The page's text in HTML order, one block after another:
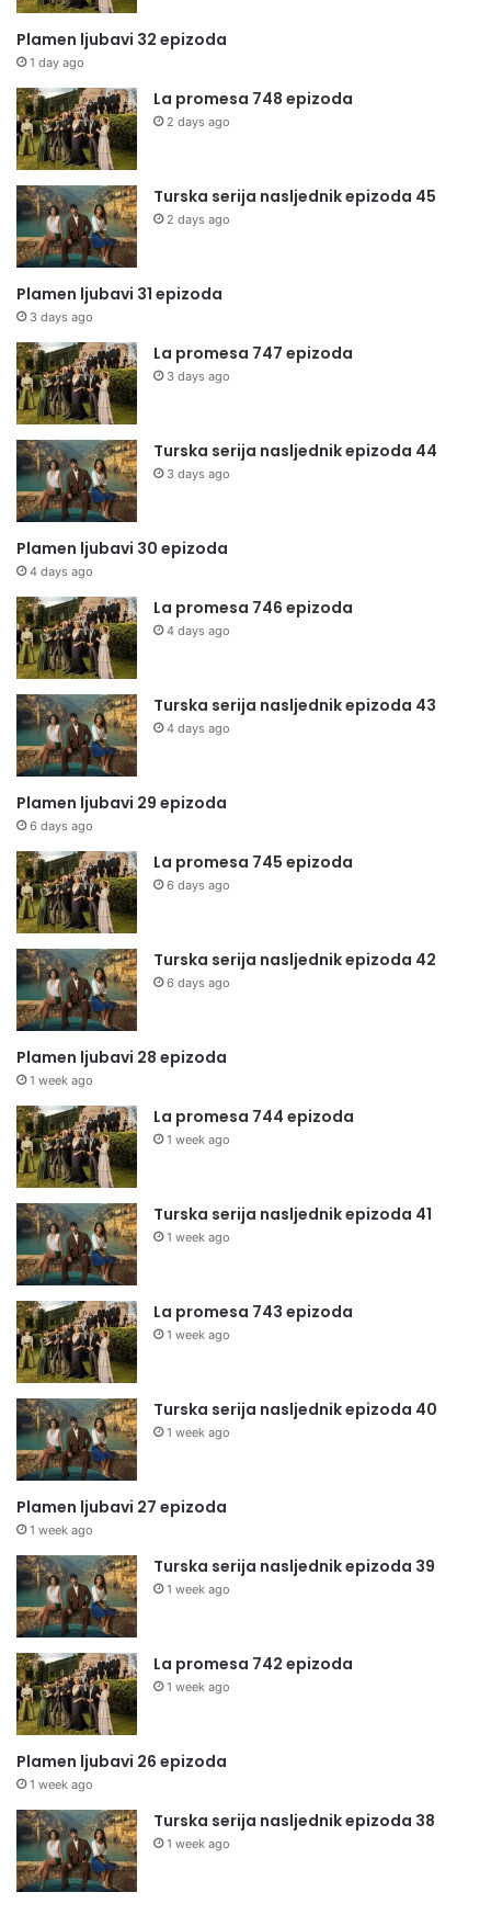
Plamen ljubavi 32 epizoda
1 day ago
La promesa 748 epizoda
2 days ago
Turska serija nasljednik epizoda 45
2 days ago
Plamen ljubavi 31 epizoda
3 days ago
La promesa 747 epizoda
3 days ago
Turska serija nasljednik epizoda 44
3 days ago
Plamen ljubavi 30 epizoda
4 days ago
La promesa 746 epizoda
4 days ago
Turska serija nasljednik epizoda 43
4 days ago
Plamen ljubavi 29 epizoda
6 days ago
La promesa 745 epizoda
6 days ago
Turska serija nasljednik epizoda 42
6 days ago
Plamen ljubavi 28 epizoda
1 week ago
La promesa 744 epizoda
1 week ago
Turska serija nasljednik epizoda 41
1 week ago
La promesa 743 epizoda
1 week ago
Turska serija nasljednik epizoda 40
1 week ago
Plamen ljubavi 27 epizoda
1 week ago
Turska serija nasljednik epizoda 39
1 week ago
La promesa 742 epizoda
1 week ago
Plamen ljubavi 26 epizoda
1 week ago
Turska serija nasljednik epizoda 38
1 week ago